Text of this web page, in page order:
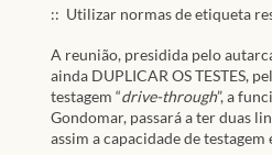
Utilizar normas de etiqueta
A reunião, presidida pelo
ainda DUPLICAR OS TESTES,
testagem “drive-through”, a
Gondomar, passará a ter duas
assim a capacidade de